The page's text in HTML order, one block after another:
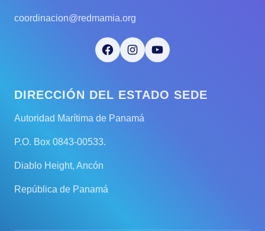
coordinacion@redmamia.org
Facebook Instagram YouTube
DIRECCIÓN DEL ESTADO SEDE
Autoridad Marítima de Panamá
P.O. Box 0843-00533.
Diablo Height, Ancón
República de Panamá